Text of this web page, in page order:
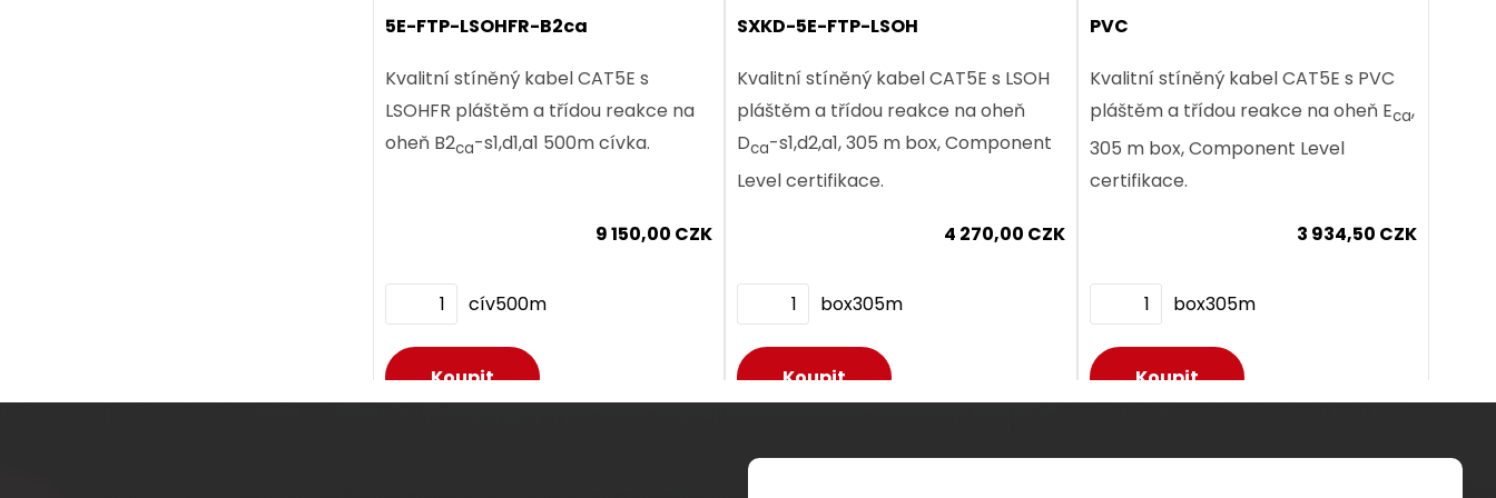
ks ks
5E-FTP-LSOHFR-B2ca
Kvalitní stíněný kabel CAT5E s
LSOHFR pláštěm a třídou reakce na
oheň B2ca-s1,d1,a1 500m cívka.
9 150,00 CZK
cív500m
SXKD-5E-FTP-LSOH
Kvalitní stíněný kabel CAT5E s LSOH
pláštěm a třídou reakce na oheň
Dca-s1,d2,a1, 305 m box, Component
Level certifikace.
4 270,00 CZK
box305m
Dodání:ihned
PVC
Kvalitní stíněný kabel CAT5E s PVC
pláštěm a třídou reakce na oheň Eca,
305 m box, Component Level
certifikace.
3 934,50 CZK
box305m
Dodání:ihned